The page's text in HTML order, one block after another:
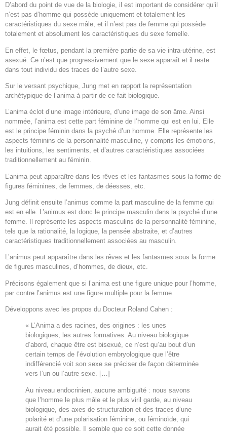
D’abord du point de vue de la biologie, il est important de considérer qu’il
n’est pas d’homme qui possède uniquement et totalement les
caractéristiques du sexe mâle, et il n’est pas de femme qui possède
totalement et absolument les caractéristiques du sexe femelle.
En effet, le fœtus, pendant la première partie de sa vie intra-utérine, est
asexué. Ce n’est que progressivement que le sexe apparaît et il reste
dans tout individu des traces de l’autre sexe.
Sur le versant psychique, Jung met en rapport la représentation
archétypique de l’anima à partir de ce fait biologique.
L’anima éclot d’une image intérieure, d’une image de son âme. Ainsi
nommée, l’anima est cette part féminine de l’homme qui est en lui. Elle
est le principe féminin dans la psyché d’un homme. Elle représente les
aspects féminins de la personnalité masculine, y compris les émotions,
les intuitions, les sentiments, et d’autres caractéristiques associées
traditionnellement au féminin.
L’anima peut apparaître dans les rêves et les fantasmes sous la forme de
figures féminines, de femmes, de déesses, etc.
Jung définit ensuite l’animus comme la part masculine de la femme qui
est en elle. L’animus est donc le principe masculin dans la psyché d’une
femme. Il représente les aspects masculins de la personnalité féminine,
tels que la rationalité, la logique, la pensée abstraite, et d’autres
caractéristiques traditionnellement associées au masculin.
L’animus peut apparaître dans les rêves et les fantasmes sous la forme
de figures masculines, d’hommes, de dieux, etc.
Précisons également que si l’anima est une figure unique pour l’homme,
par contre l’animus est une figure multiple pour la femme.
Développons avec les propos du Docteur Roland Cahen :
« L’Anima a des racines, des origines : les unes
biologiques, les autres formatives. Au niveau biologique
d’abord, chaque être est bisexué, ce n’est qu’au bout d’un
certain temps de l’évolution embryologique que l’être
indifférencié voit son sexe se préciser de façon déterminée
vers l’un ou l’autre sexe. […]
Au niveau endocrinien, aucune ambiguïté : nous savons
que l’homme le plus mâle et le plus viril garde, au niveau
biologique, des axes de structuration et des traces d’une
polarité et d’une polarisation féminine, ou féminoïde, qui
aurait été possible. Il semble que ce soit cette donnée